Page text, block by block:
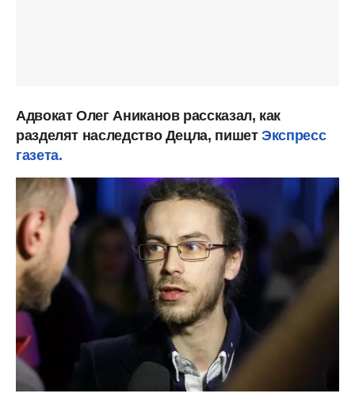
Адвокат Олег Аниканов рассказал, как
разделят наследство Децла, пишетЭкспресс
газета.